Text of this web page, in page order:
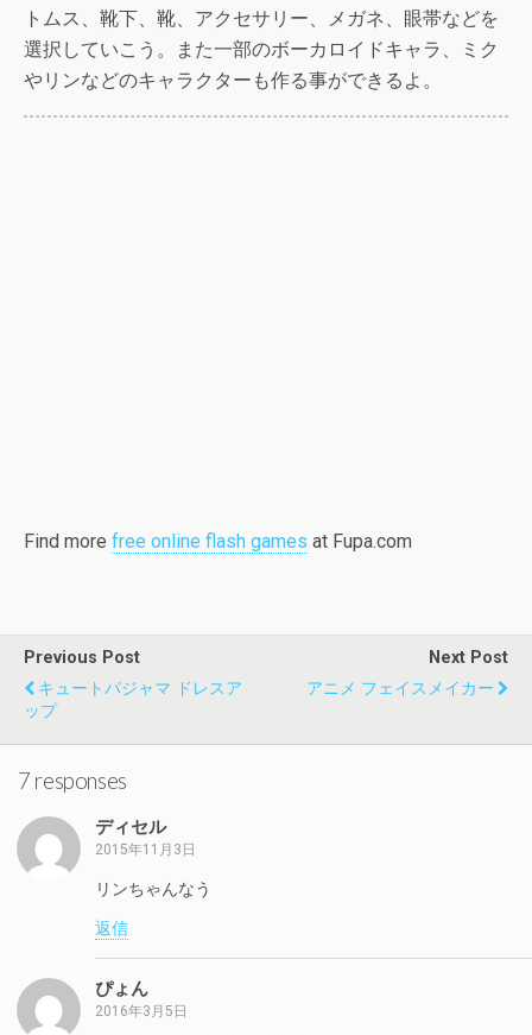
トムス、靴下、靴、アクセサリー、メガネ、眼帯などを
選択していこう。また一部のボーカロイドキャラ、ミク
やリンなどのキャラクターも作る事ができるよ。
Find more free online flash games at Fupa.com
Previous Post
キュートパジャマ ドレスア
ップ
Next Post
アニメ フェイスメイカー
7 responses
ディセル
2015年11月3日
リンちゃんなう
返信
ぴょん
2016年3月5日